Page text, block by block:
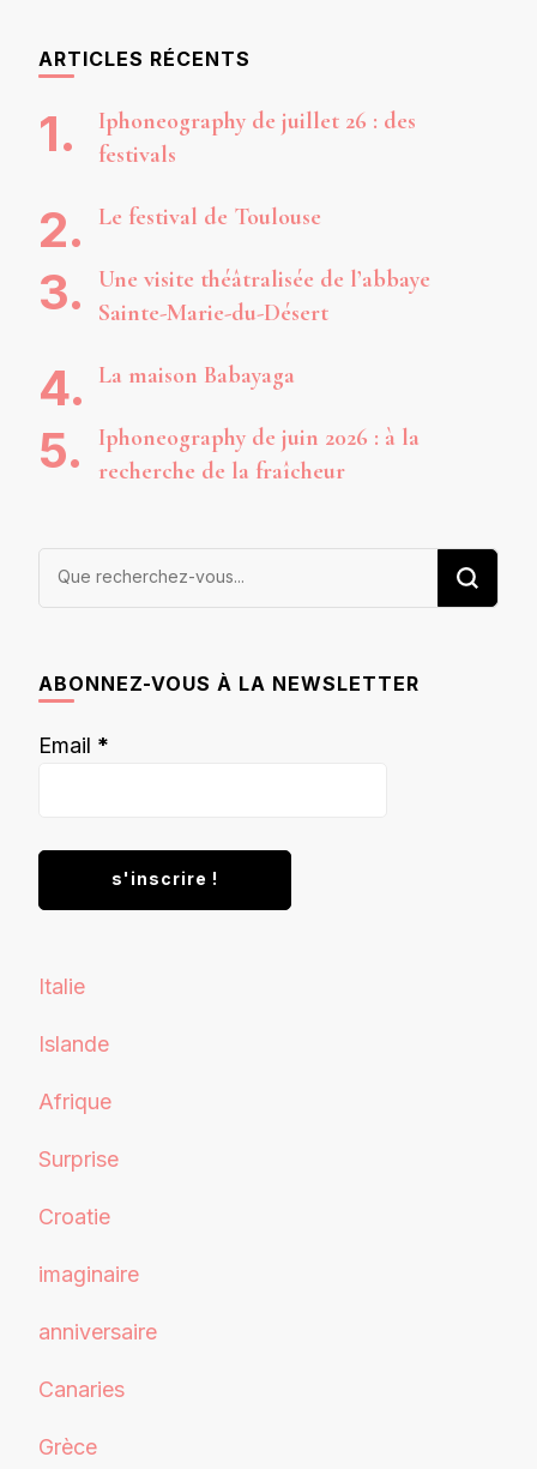
ARTICLES RÉCENTS
Iphoneography de juillet 26 : des
festivals
Le festival de Toulouse
Une visite théâtralisée de l’abbaye
Sainte-Marie-du-Désert
La maison Babayaga
Iphoneography de juin 2026 : à la
recherche de la fraîcheur
Vous
ABONNEZ-VOUS À LA NEWSLETTER
Email *
Italie
Islande
Afrique
Surprise
Croatie
imaginaire
anniversaire
Canaries
Grèce